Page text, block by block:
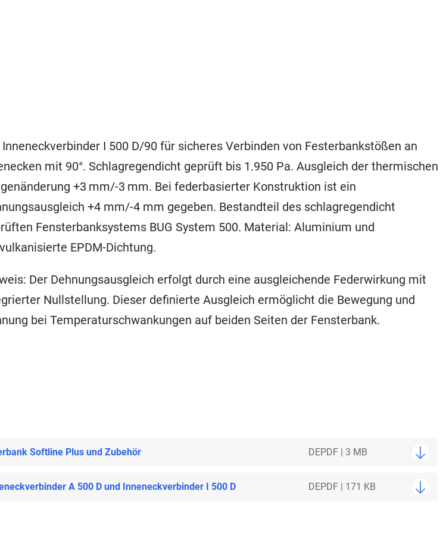
Inneneckverbinder I 500 D/90 für sicheres Verbinden von Festerbankstößen an
mit 90°. Schlagregendicht geprüft bis 1.950 Pa. Ausgleich der thermischen
+3 mm/-3 mm. Bei federbasierter Konstruktion ist ein
+4 mm/-4 mm gegeben. Bestandteil des schlagregendicht
Fensterbanksystems BUG System 500. Material: Aluminium und
EPDM-Dichtung.
Der Dehnungsausgleich erfolgt durch eine ausgleichende Federwirkung mit
Nullstellung. Dieser definierte Ausgleich ermöglicht die Bewegung und
bei Temperaturschwankungen auf beiden Seiten der Fensterbank.
Softline Plus und Zubehör DEPDF | 3 MB
A 500 D und Inneneckverbinder I 500 D DEPDF | 171 KB